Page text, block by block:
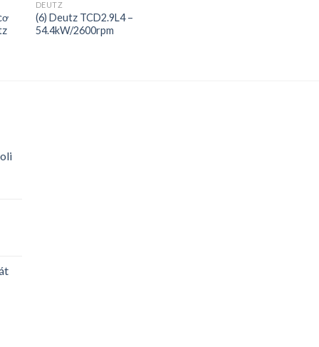
DEUTZ
(6) Deutz TCD2.9L4 –
54.4kW/2600rpm